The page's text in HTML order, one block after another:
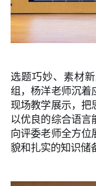
选题巧妙、素材
组，杨洋老师沉着
现场教学展示，把
以优良的综合语言
向评委老师全方位
貌和扎实的知识储